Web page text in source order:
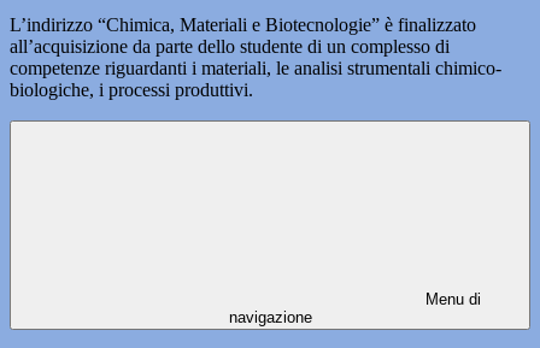
L’indirizzo “Chimica, Materiali e Biotecnologie” è finalizzato
all’acquisizione da parte dello studente di un complesso di
competenze riguardanti i materiali, le analisi strumentali chimico-
biologiche, i processi produttivi.
Menu di
navigazione